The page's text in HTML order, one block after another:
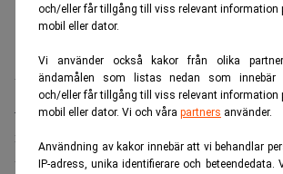
och/eller får tillgång till viss relevant information
mobil eller dator.
Vi använder också kakor från olika
ändamålen som listas nedan som innebär
och/eller får tillgång till viss relevant information
mobil eller dator. Vi och våra partners använder.
Användning av kakor innebär att vi behandlar
IP-adress, unika identifierare och beteendedata.
Vad krävs för att göra karriär i Danmark?
– Jag arbetar internationellt och vi pratar
men man har stor fördel av att kunna
vi är i Danmark, och man blir också